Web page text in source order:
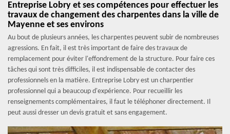
Entreprise Lobry et ses compétences pour effectuer les
travaux de changement des charpentes dans la ville de
Mayenne et ses environs
Au bout de plusieurs années, les charpentes peuvent subir de nombreuses
agressions. En fait, il est très important de faire des travaux de
remplacement pour éviter l'effondrement de la structure. Pour faire ces
tâches qui sont très difficiles, il est indispensable de contacter des
professionnels en la matière. Entreprise Lobry est un charpentier
professionnel qui a beaucoup d'expérience. Pour recueillir les
renseignements complémentaires, il faut le téléphoner directement. Il
peut aussi dresser un devis gratuit et sans engagement.